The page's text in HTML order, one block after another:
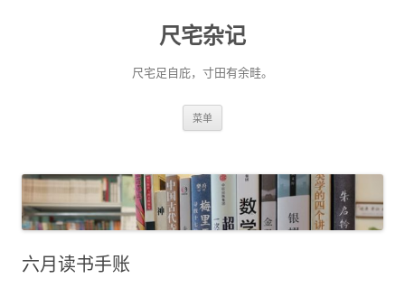
尺宅杂记
尺宅足自庇，寸田有余畦。
菜单
六月读书手账